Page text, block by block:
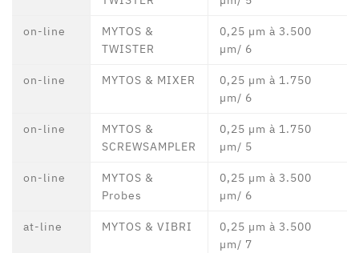
on-line
MYTOS &
TWISTER
0,25 µm à 3.500
µm/ 6
on-line MYTOS & MIXER
0,25 µm à 1.750
µm/ 6
on-line
MYTOS &
SCREWSAMPLER
0,25 µm à 1.750
µm/ 5
on-line
MYTOS &
Probes
0,25 µm à 3.500
µm/ 6
at-line MYTOS & VIBRI
0,25 µm à 3.500
µm/ 7